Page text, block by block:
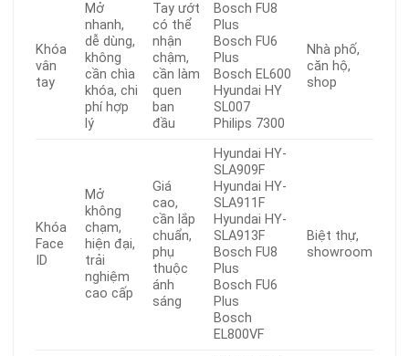
Khóa
vân
tay
Mở
nhanh,
dễ dùng,
không
cần chìa
khóa, chi
phí hợp
lý
Tay ướt
có thể
nhận
chậm,
cần làm
quen
ban
đầu
Bosch FU8
Plus
Bosch FU6
Plus
Bosch EL600
Hyundai HY
SL007
Philips 7300
Nhà phố,
căn hộ,
shop
Khóa
Face
ID
Mở
không
chạm,
hiện đại,
trải
nghiệm
cao cấp
Giá
cao,
cần lắp
chuẩn,
phụ
thuộc
ánh
sáng
Hyundai HY-
SLA909F
Hyundai HY-
SLA911F
Hyundai HY-
SLA913F
Bosch FU8
Plus
Bosch FU6
Plus
Bosch
EL800VF
Biệt thự,
showroom